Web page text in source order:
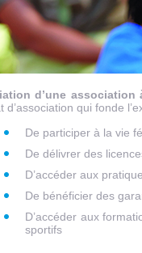
d’une association
d’association qui fonde
De participer à la vie
De délivrer des
D’accéder aux
De bénéficier des
D’accéder aux
sportifs